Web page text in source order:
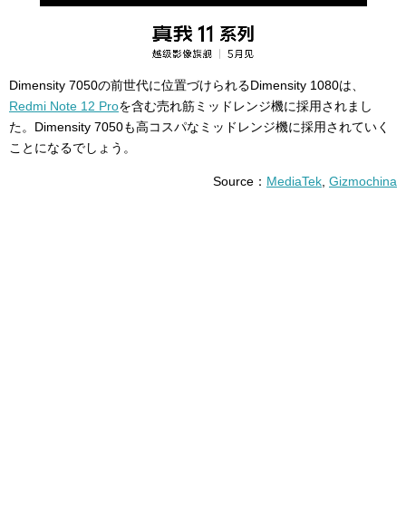
Dimensity 7050の前世代に位置づけられるDimensity 1080は、
Redmi Note 12 Proを含む売れ筋ミッドレンジ機に採用されまし
た。Dimensity 7050も高コスパなミッドレンジ機に採用されていく
ことになるでしょう。
Source： MediaTek Gizmochina